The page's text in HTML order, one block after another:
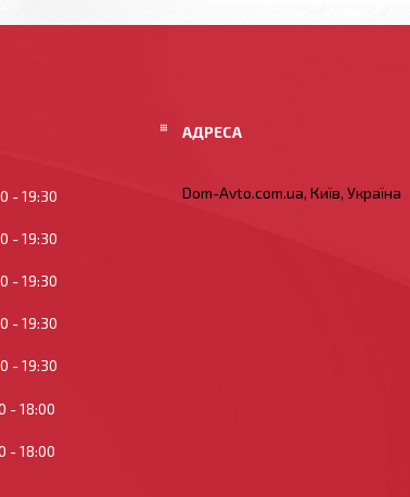
19:30
19:30
19:30
19:30
19:30
18:00
18:00
Dom-Avto.com.ua, Київ, Україна